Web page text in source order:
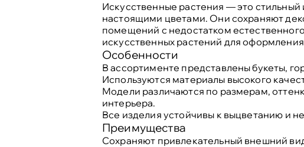
Искусственные растения — это стильный
настоящими цветами. Они сохраняют
помещений с недостатком
искусственных растений для
Особенности
В ассортименте представлены букеты,
Используются материалы высокого
Модели различаются по размерам,
интерьера.
Все изделия устойчивы к выцветанию и
Преимущества
Сохраняют привлекательный внешний